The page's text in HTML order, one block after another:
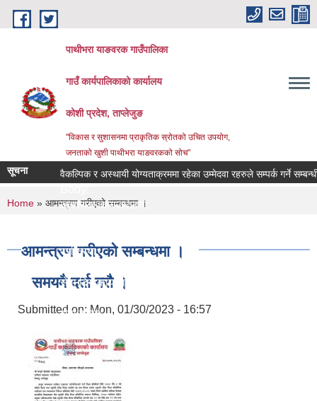
Skip to main content
पाथीभरा याङवरक गाउँपालिका
गाउँ कार्यपालिकाको कार्यालय
कोशी प्रदेश, ताप्लेजुङ
"विकास र सुशासनमा प्राकृतिक स्रोतको उचित उपयोग,
जनताको खुशी पाथीभरा याङवरकको सोच"
सूचना वैकल्पिक र अस्थायी योग्यताक्रममा रहेका उम्मेदवा रहरुले सम्पर्क गर्ने सम्बन्धी
आवश्यक कागजातहरु:
प्रक्रिया:
सेवा दिने कार्यालय:
सेवा शुल्क:
You are here
Home » आमन्त्रण गरीएको सम्बन्धमा ।
आमन्त्रण गरीएको सम्बन्धमा ।
समयमै दर्ता गरौ ।
Submitted on: Mon, 01/30/2023 - 16:57